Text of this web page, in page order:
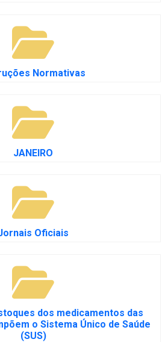
Normativas
JANEIRO
Oficiais
dos medicamentos das
o Sistema Único de Saúde
(SUS)